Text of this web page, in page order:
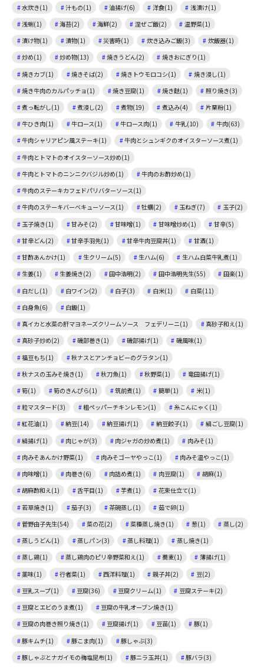
水炊き(1) 汁もの(1) 油揚げ(6) 洋食(1)
浅漬け(1)
浅蜊(1)
海苔(2) 海鮮(2) 混ぜご飯(2)
温野菜(1)
漬け物(1)
漬物(1) 災害時(1) 炊き込みご飯(3)
炊飯器(1)
炒め(1)
炒め物(13) 焼きうどん(2)
焼きおにぎり(1)
焼きカブ(1)
焼きそば(2) 焼きトウモロコシ(1)
焼き浸し(1)
焼き牛肉のカルパッチョ(1)
焼き豆腐(1) 焼き麩(1)
照り焼き(3)
煮っ転がし(1)
煮浸し(2) 煮物(19) 煮込み(4)
片栗粉(1)
牛ひき肉(1)
牛ロース(1) 牛ロース肉(1) 牛乳(10)
牛肉(63)
牛肉シャリアピン風ステーキ(1)
牛肉とシュンギクのオイスターソース煮(1)
牛肉とトマトのオイスターソース炒め(1)
牛肉とトマトのニンニクバジル炒め(1)
牛肉のお酢炒め(1)
牛肉のステーキカフェドパリバターソース(1)
牛肉のステーキバーベキューソース(1)
牡蠣(2) 玉ねぎ(7)
玉子(2)
玉子焼き(1)
甘みそ(2) 甘味噌(1) 甘味噌炒め(1)
甘辛(5)
甘辛どん(2)
甘辛手羽先(1) 甘辛牛肉豆腐丼(1)
甘酒(1)
甘酢あんかけ(1)
生クリーム(5) 生ハム(6)
生ハム白菜牛乳煮(1)
生姜(1)
生姜焼き(2) 田中浩明(2) 田中浩明先生(55)
田楽(1)
白だし(1)
白ワイン(2) 白子(3) 白米(1)
白菜(11)
白身魚(6)
白飯(1)
真イカと水菜の肝マヨネーズクリームソース フェデリーニ(1)
真砂子和え(1)
真砂子炒め(2)
磯部巻き(1) 磯部揚げ(1)
磯風味(1)
福豆もち(1)
秋ナスとアンチョビーのグラタン(1)
秋ナスの玉みそ焼き(1)
秋刀魚(1) 秋野菜(1)
竜田揚げ(1)
筍(1)
筍のきんぴら(1) 筑前煮(1) 簡単(1)
米(1)
粒マスタード(3)
粗ペッパーチキンレモン(1)
糸こんにゃく(1)
紅花油(1)
納豆(14) 納豆揚げ(1) 納豆餃子(1)
絹ごし豆腐(1)
絹揚げ(1)
肉じゃが(3) 肉ジャガの炒め煮(1)
肉みそ(1)
肉みそあんかけ野菜(1)
肉みそゴーヤやっこ(1)
肉みそ温やっこ(1)
肉味噌(1)
肉巻き(6) 肉詰め煮(1) 肉豆腐(1)
胡麻(1)
胡麻酢和え(1)
舌平目(1) 芋煮(1)
花束仕立て(1)
若草焼き(1)
茄子(3) 茶碗蒸し(1)
茹で卵(1)
菅野由子先生(54)
菜の花(2) 菜種蒸し焼き(1) 葱(1)
蒸し(2)
蒸しうどん(1)
蒸しパン(3) 蒸し料理(1)
蒸し焼き(1)
蒸し鶏(1)
蒸し鶏肉のピリ辛野菜和え(1) 蕎麦(1)
薄揚げ(1)
薬味(1)
行者菜(1) 西洋料理(1) 親子丼(2)
豆(2)
豆乳スープ(1)
豆腐(36) 豆腐クリーム(1)
豆腐ステーキ(2)
豆腐とエビのうま煮(1)
豆腐の牛乳オーブン焼き(1)
豆腐の肉巻き照り焼き(1)
豆腐揚げ(1) 豆苗(1)
豚(1)
豚キムチ(1)
豚こま肉(1)
豚しゃぶ(3)
豚しゃぶとナガイモの梅塩昆布(1)
豚ニラ玉丼(1)
豚バラ(3)